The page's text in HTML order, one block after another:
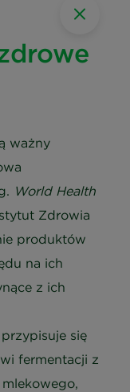
ważny
World Health
Zdrowia
produktów
na ich
z ich
się
fermentacji z